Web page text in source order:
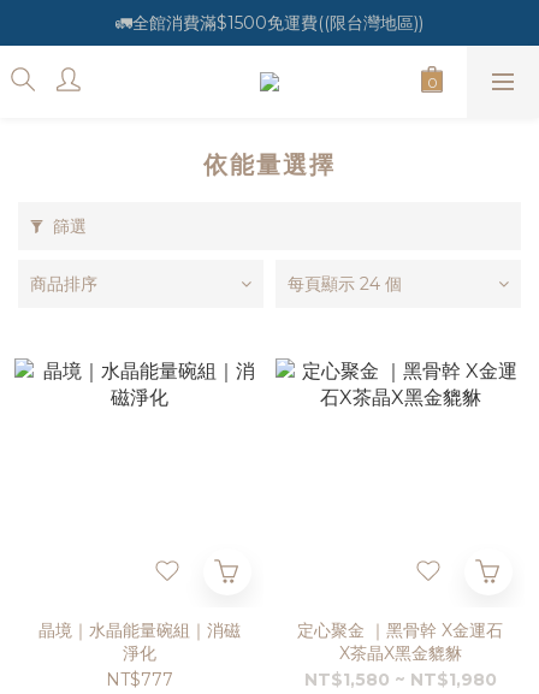
🚛全館消費滿$1500免運費((限台灣地區))
依能量選擇
篩選
商品排序 每頁顯示 24 個
晶境｜水晶能量碗組｜消磁
淨化
NT$777
定心聚金 ｜黑骨幹 X金運石
X茶晶X黑金貔貅
NT$1,580 ~ NT$1,980